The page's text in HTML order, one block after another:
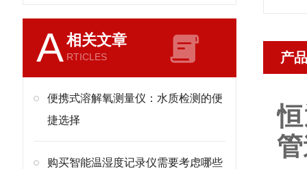
A相关文章
RTICLES
便携式溶解氧测量仪：水质检测的便
捷选择
购买智能温湿度记录仪需要考虑哪些
产